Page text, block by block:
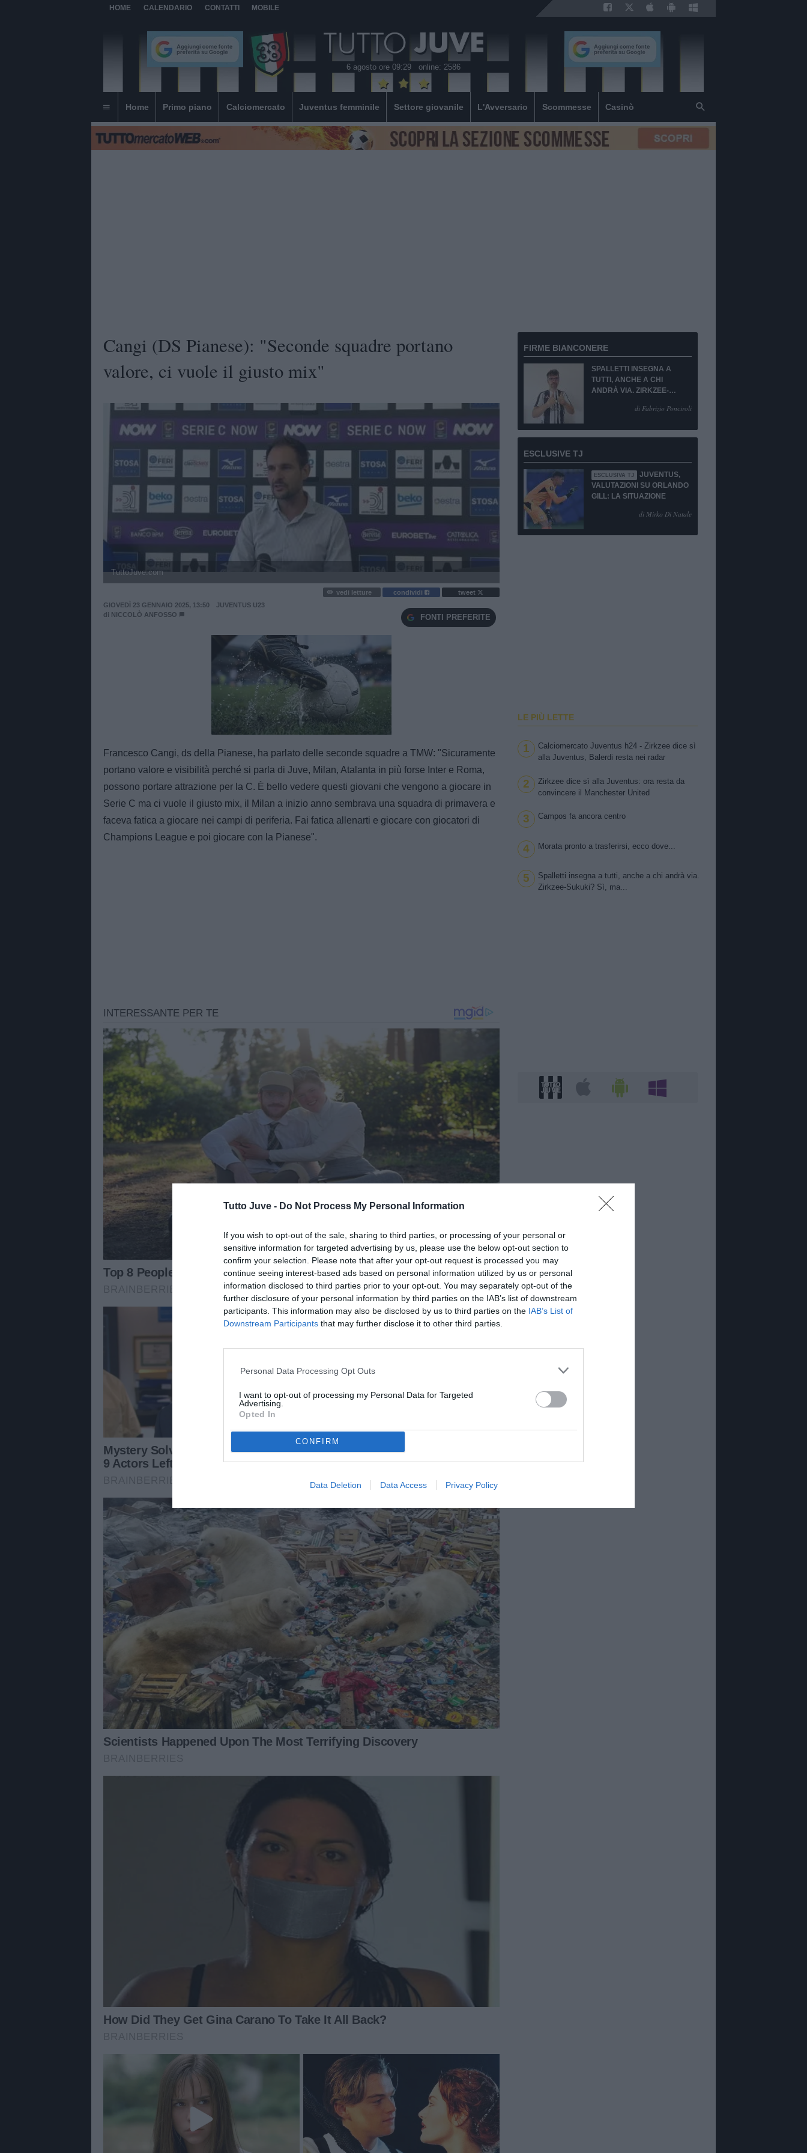
Tutto Juve - Do Not Process My Personal Information
If you wish to opt-out of the sale, sharing to third parties, or processing of your personal or
sensitive information for targeted advertising by us, please use the below opt-out section to
confirm your selection. Please note that after your opt-out request is processed you may
continue seeing interest-based ads based on personal information utilized by us or personal
information disclosed to third parties prior to your opt-out. You may separately opt-out of the
further disclosure of your personal information by third parties on the IAB’s list of downstream
participants. This information may also be disclosed by us to third parties on the IAB’s List of
Downstream Participants that may further disclose it to other third parties.
Personal Data Processing Opt Outs
I want to opt-out of processing my Personal Data for Targeted
Advertising.
Opted In
CONFIRM
Data Deletion Data Access Privacy Policy
HOME CALENDARIO CONTATTI MOBILE
6 agosto ore 09:29 online: 2586
Home Primo piano Calciomercato Juventus femminile Settore giovanile L'Avversario Scommesse Casinò
Cangi (DS Pianese): "Seconde squadre portano
valore, ci vuole il giusto mix"
TuttoJuve.com
vedi letture condividi
tweet
GIOVEDÌ 23 GENNAIO 2025, 13:50
JUVENTUS U23
di NICCOLÒ ANFOSSO FONTI PREFERITE
Loaded
100.00%
Francesco Cangi, ds della Pianese, ha parlato delle seconde squadre a TMW: "Sicuramente
portano valore e visibilità perché si parla di Juve, Milan, Atalanta in più forse Inter e Roma,
possono portare attrazione per la C. È bello vedere questi giovani che vengono a giocare in
Serie C ma ci vuole il giusto mix, il Milan a inizio anno sembrava una squadra di primavera e
faceva fatica a giocare nei campi di periferia. Fai fatica allenarti e giocare con giocatori di
Champions League e poi giocare con la Pianese".
FIRME BIANCONERE
SPALLETTI INSEGNA A
TUTTI, ANCHE A CHI
ANDRÀ VIA. ZIRKZEE-
di Fabrizio Ponciroli
ESCLUSIVE TJ
ESCLUSIVA TJ
JUVENTUS,
VALUTAZIONI SU ORLANDO
GILL: LA SITUAZIONE
di Mirko Di Natale
LE PIÙ LETTE
1
Calciomercato Juventus h24 - Zirkzee dice sì
alla Juventus, Balerdi resta nei radar
2
Zirkzee dice sì alla Juventus: ora resta da
convincere il Manchester United
3 Campos fa ancora centro
4 Morata pronto a trasferirsi, ecco dove...
5
Spalletti insegna a tutti, anche a chi andrà via.
Zirkzee-Sukuki? Sì, ma...